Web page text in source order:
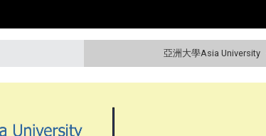
亞洲大學Asia University